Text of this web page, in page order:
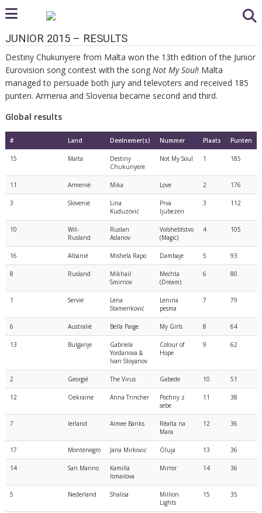
JUNIOR 2015 – RESULTS
Destiny Chukunyere from Malta won the 13th edition of the Junior
Eurovision song contest with the song Not My Soul! Malta
managed to persuade both jury and televoters and received 185
punten. Armenia and Slovenia became second and third.
Global results
# Land Deelnemer(s) Nummer Plaats Punten
15 Malta
Destiny
Chukunyere
Not My Soul 1 185
11 Armenië Mika Love 2 176
3 Slovenië
Lina
Kuduzović
Prva
ljubezen
3 112
10
Wit-
Rusland
Ruslan
Aslanov
Volshebtstvo
(Magic)
4 105
16 Albanië Mishela Rapo Dambaje 5 93
8 Rusland
Mikhail
Smirnov
Mechta
(Dream)
6 80
1 Servië
Lena
Stamenković
Lenina
pesma
7 79
6 Australië Bella Paige My Girls 8 64
13 Bulgarije
Gabriela
Yordanova &
Ivan Stoyanov
Colour of
Hope
9 62
2 Georgië The Virus Gabede 10 51
12 Oekraïne Anna Trincher
Pochny z
sebe
11 38
7 Ierland Aimee Banks
Réalta na
Mara
12 36
17 Montenegro Jana Mirković Oluja 13 36
14 San Marino
Kamilla
Ismailova
Mirror 14 36
5 Nederland Shalisa
Million
Lights
15 35